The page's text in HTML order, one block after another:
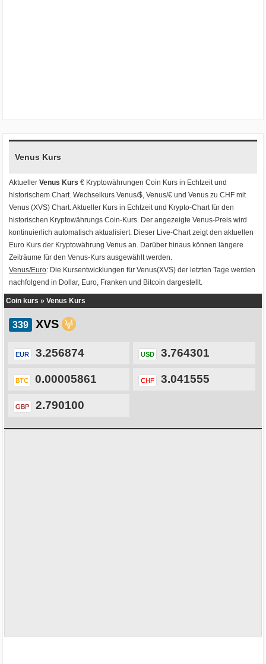
Venus Kurs
Aktueller Venus Kurs € Kryptowährungen Coin Kurs in Echtzeit und
historischem Chart. Wechselkurs Venus/$, Venus/€ und Venus zu CHF mit
Venus (XVS) Chart. Aktueller Kurs in Echtzeit und Krypto-Chart für den
historischen Kryptowährungs Coin-Kurs. Der angezeigte Venus-Preis wird
kontinuierlich automatisch aktualisiert. Dieser Live-Chart zeigt den aktuellen
Euro Kurs der Kryptowährung Venus an. Darüber hinaus können längere
Zeiträume für den Venus-Kurs ausgewählt werden.
Venus/Euro: Die Kursentwicklungen für Venus(XVS) der letzten Tage werden
nachfolgend in Dollar, Euro, Franken und Bitcoin dargestellt.
Coin kurs » Venus Kurs
XVS
EUR 3.256874 USD 3.764301
BTC 0.00005861 CHF 3.041555
GBP 2.790100